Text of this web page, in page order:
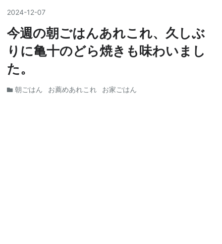
2024-12-07
今週の朝ごはんあれこれ、久しぶ
りに亀十のどら焼きも味わいまし
た。
朝ごはん お薦めあれこれ お家ごはん